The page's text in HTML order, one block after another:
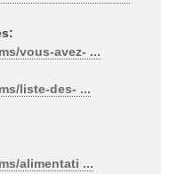
vous-avez- ...
liste-des- ...
alimentati ...